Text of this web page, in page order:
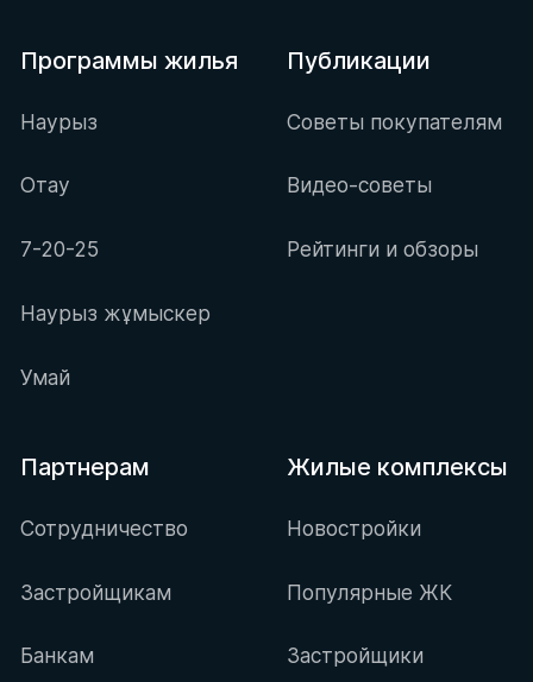
Программы жилья
Наурыз
Отау
7-20-25
Наурыз жұмыскер
Умай
Публикации
Советы покупателям
Видео-советы
Рейтинги и обзоры
Партнерам
Сотрудничество
Застройщикам
Банкам
Жилые комплексы
Новостройки
Популярные ЖК
Застройщики